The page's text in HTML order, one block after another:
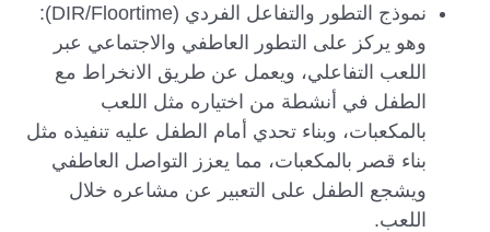
نموذج التطور والتفاعل الفردي (DIR/Floortime):
وهو يركز على التطور العاطفي والاجتماعي عبر
اللعب التفاعلي، ويعمل عن طريق الانخراط مع
الطفل في أنشطة من اختياره مثل اللعب
بالمكعبات، وبناء تحدي أمام الطفل عليه تنفيذه مثل
بناء قصر بالمكعبات، مما يعزز التواصل العاطفي
ويشجع الطفل على التعبير عن مشاعره خلال
اللعب.